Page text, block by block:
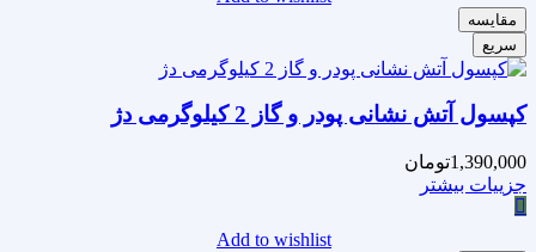
مقایسه
سریع
کپسول آتش نشانی پودر و گاز 2 کیلوگرمی دژ
1,390,000تومان
جزییات بیشتر
Add to wishlist